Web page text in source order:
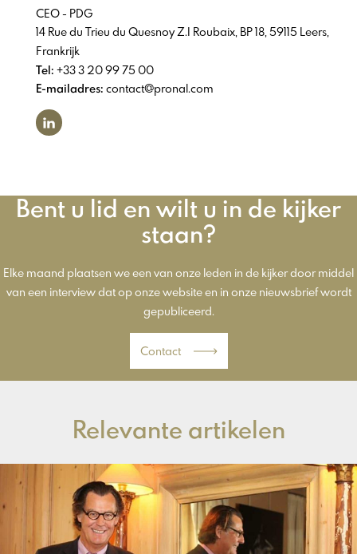
CEO - PDG
14 Rue du Trieu du Quesnoy Z.I Roubaix, BP 18, 59115 Leers,
Frankrijk
Tel: +33 3 20 99 75 00
E-mailadres: contact@pronal.com
Bent u lid en wilt u in de kijker
staan?
Elke maand plaatsen we een van onze leden in de kijker door middel
van een interview dat op onze website en in onze nieuwsbrief wordt
gepubliceerd.
Contact
Relevante artikelen